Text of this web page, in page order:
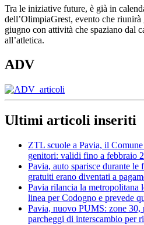
Tra le iniziative future, è già in
dell’OlimpiaGrest, evento che
giugno con attività che spaziano dal
all’atletica.
ADV
Ultimi articoli inseriti
ZTL scuole a Pavia, il
genitori: validi fino a febbraio
Pavia, auto sparisce durante
gratuiti erano diventati a
Pavia rilancia la metropolitana
linea per Codogno e prevede
Pavia, nuovo PUMS: zone 30,
parcheggi di interscambio per